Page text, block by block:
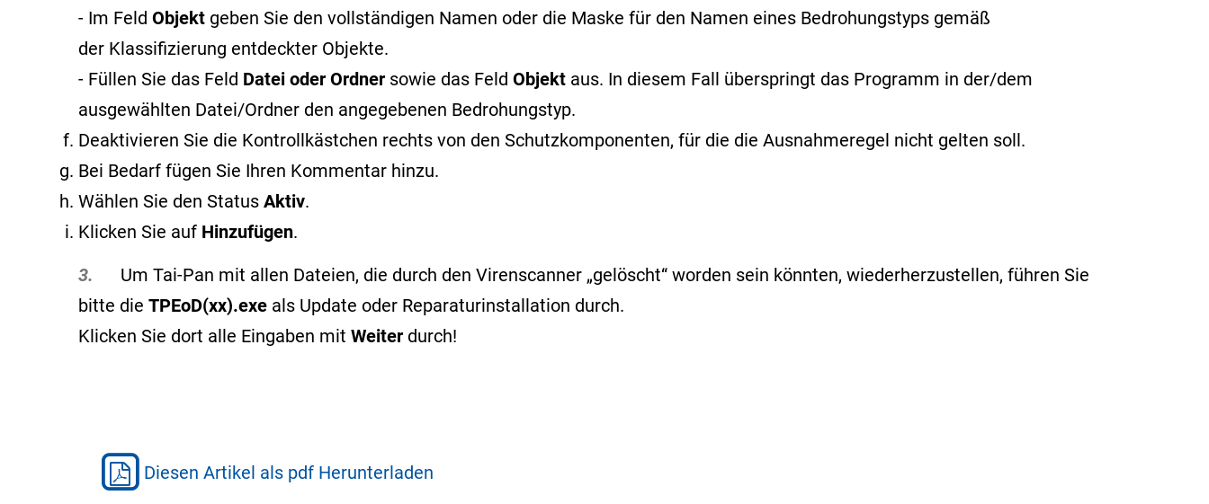
- Im Feld Objekt geben Sie den vollständigen Namen oder die Maske für den Namen eines Bedrohungstyps gemäß
der Klassifizierung entdeckter Objekte.
- Füllen Sie das Feld Datei oder Ordner sowie das Feld Objekt aus. In diesem Fall überspringt das Programm in der/dem
ausgewählten Datei/Ordner den angegebenen Bedrohungstyp.
Deaktivieren Sie die Kontrollkästchen rechts von den Schutzkomponenten, für die die Ausnahmeregel nicht gelten soll.
Bei Bedarf fügen Sie Ihren Kommentar hinzu.
Wählen Sie den Status Aktiv.
Klicken Sie auf Hinzufügen.
3. Um Tai-Pan mit allen Dateien, die durch den Virenscanner „gelöscht“ worden sein könnten, wiederherzustellen, führen Sie
bitte die TPEoD(xx).exe als Update oder Reparaturinstallation durch.
Klicken Sie dort alle Eingaben mit Weiter durch!
Diesen Artikel als pdf Herunterladen